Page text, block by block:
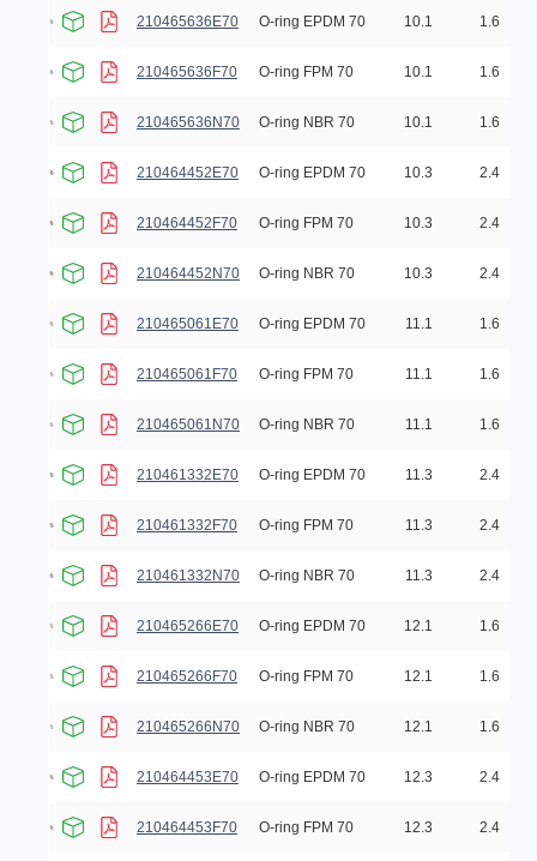
210465636E70 O-ring EPDM 70 10.1 1.6
210465636F70 O-ring FPM 70 10.1 1.6
210465636N70 O-ring NBR 70 10.1 1.6
210464452E70 O-ring EPDM 70 10.3 2.4
210464452F70 O-ring FPM 70 10.3 2.4
210464452N70 O-ring NBR 70 10.3 2.4
210465061E70 O-ring EPDM 70 11.1 1.6
210465061F70 O-ring FPM 70 11.1 1.6
210465061N70 O-ring NBR 70 11.1 1.6
210461332E70 O-ring EPDM 70 11.3 2.4
210461332F70 O-ring FPM 70 11.3 2.4
210461332N70 O-ring NBR 70 11.3 2.4
210465266E70 O-ring EPDM 70 12.1 1.6
210465266F70 O-ring FPM 70 12.1 1.6
210465266N70 O-ring NBR 70 12.1 1.6
210464453E70 O-ring EPDM 70 12.3 2.4
210464453F70 O-ring FPM 70 12.3 2.4